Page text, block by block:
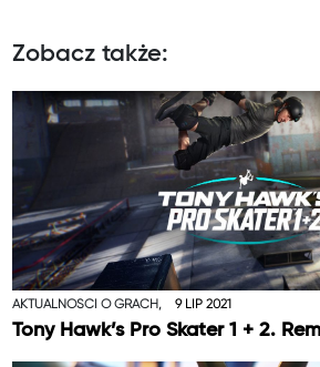
Zobacz także:
AKTUALNOŚCI O GRACH, 9 LIP 2021
Tony Hawk’s Pro Skater 1 + 2.